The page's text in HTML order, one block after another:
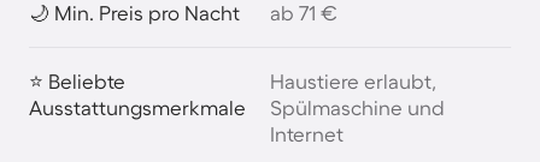
🌙 Min. Preis pro Nacht ab 71 €
⭐ Beliebte
Ausstattungsmerkmale
Haustiere erlaubt,
Spülmaschine und
Internet